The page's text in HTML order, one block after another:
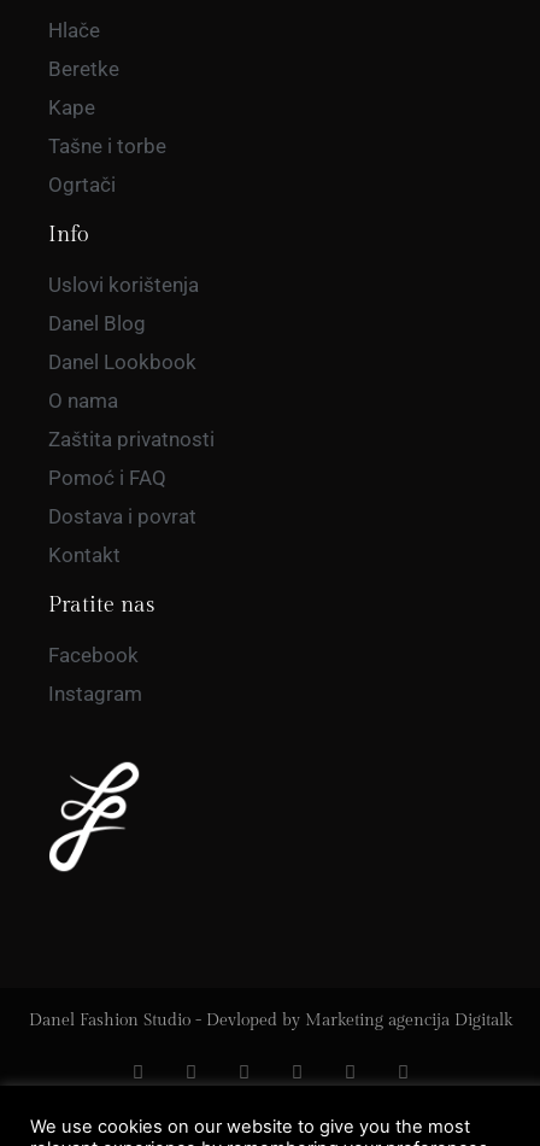
Hlače
Beretke
Kape
Tašne i torbe
Ogrtači
Info
Uslovi korištenja
Danel Blog
Danel Lookbook
O nama
Zaštita privatnosti
Pomoć i FAQ
Dostava i povrat
Kontakt
Pratite nas
Facebook
Instagram
Danel Fashion Studio - Devloped by Marketing agencija Digitalk
We use cookies on our website to give you the most